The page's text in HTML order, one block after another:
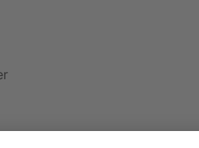
but gave them a shot as the